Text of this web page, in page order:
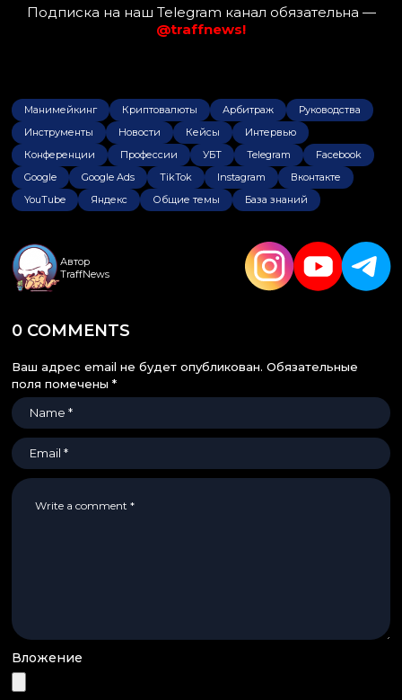
Подписка на наш Telegram канал обязательна —
@traffnews!
Манимейкинг Криптовалюты Арбитраж
Руководства
Инструменты
Новости Кейсы
Интервью
Конференции
Профессии УБТ Telegram
Facebook
Google
Google Ads TikTok Instagram
Вконтакте
YouTube
Яндекс Общие темы База знаний
Автор
TraffNews
0 COMMENTS
Ваш адрес email не будет опубликован. Обязательные
поля помечены *
Вложение